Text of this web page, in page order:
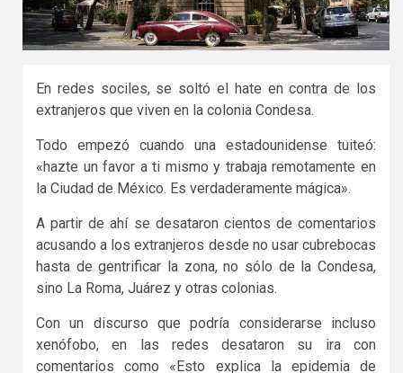
En redes sociles, se soltó el hate en contra de los
extranjeros que viven en la colonia Condesa.
Todo empezó cuando una estadounidense tuiteó:
«hazte un favor a ti mismo y trabaja remotamente en
la Ciudad de México. Es verdaderamente mágica».
A partir de ahí se desataron cientos de comentarios
acusando a los extranjeros desde no usar cubrebocas
hasta de gentrificar la zona, no sólo de la Condesa,
sino La Roma, Juárez y otras colonias.
Con un discurso que podría considerarse incluso
xenófobo, en las redes desataron su ira con
comentarios como «Esto explica la epidemia de